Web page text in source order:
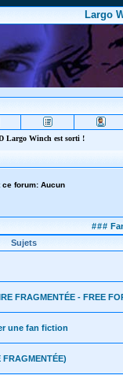
Largo
Largo Winch est sorti !
forum: Aucun
###
Sujets
FRAGMENTÉE - FREE
une fan fiction
FRAGMENTÉE)